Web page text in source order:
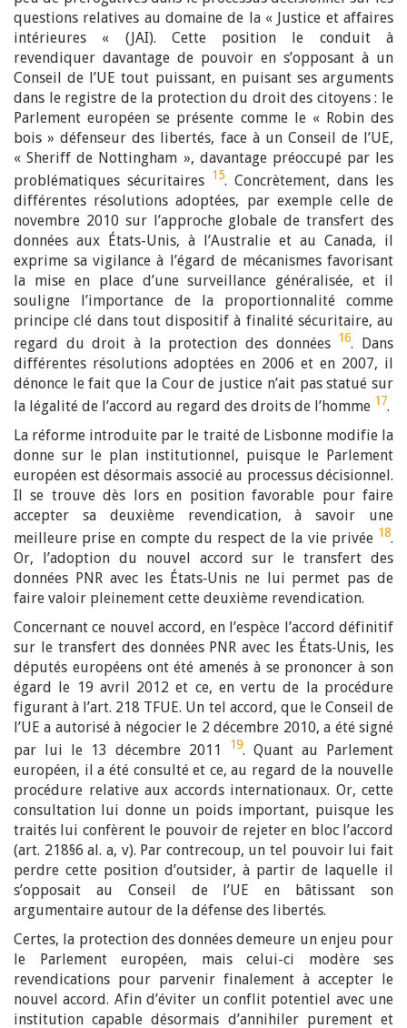
questions relatives au domaine de la « Justice et affaires
intérieures « (JAI). Cette position le conduit à
revendiquer davantage de pouvoir en s’opposant à un
Conseil de l’UE tout puissant, en puisant ses arguments
dans le registre de la protection du droit des citoyens : le
Parlement européen se présente comme le « Robin des
bois » défenseur des libertés, face à un Conseil de l’UE,
« Sheriff de Nottingham », davantage préoccupé par les
problématiques sécuritaires 15. Concrètement, dans les
différentes résolutions adoptées, par exemple celle de
novembre 2010 sur l’approche globale de transfert des
données aux États-Unis, à l’Australie et au Canada, il
exprime sa vigilance à l’égard de mécanismes favorisant
la mise en place d’une surveillance généralisée, et il
souligne l’importance de la proportionnalité comme
principe clé dans tout dispositif à finalité sécuritaire, au
regard du droit à la protection des données 16. Dans
différentes résolutions adoptées en 2006 et en 2007, il
dénonce le fait que la Cour de justice n’ait pas statué sur
la légalité de l’accord au regard des droits de l’homme 17.
La réforme introduite par le traité de Lisbonne modifie la
donne sur le plan institutionnel, puisque le Parlement
européen est désormais associé au processus décisionnel.
Il se trouve dès lors en position favorable pour faire
accepter sa deuxième revendication, à savoir une
meilleure prise en compte du respect de la vie privée 18.
Or, l’adoption du nouvel accord sur le transfert des
données PNR avec les États‑Unis ne lui permet pas de
faire valoir pleinement cette deuxième revendication.
Concernant ce nouvel accord, en l’espèce l’accord définitif
sur le transfert des données PNR avec les États‑Unis, les
députés européens ont été amenés à se prononcer à son
égard le 19 avril 2012 et ce, en vertu de la procédure
figurant à l’art. 218 TFUE. Un tel accord, que le Conseil de
l’UE a autorisé à négocier le 2 décembre 2010, a été signé
par lui le 13 décembre 2011
19. Quant au Parlement
européen, il a été consulté et ce, au regard de la nouvelle
procédure relative aux accords internationaux. Or, cette
consultation lui donne un poids important, puisque les
traités lui confèrent le pouvoir de rejeter en bloc l’accord
(art. 218§6 al. a, v). Par contrecoup, un tel pouvoir lui fait
perdre cette position d’outsider, à partir de laquelle il
s’opposait au Conseil de l’UE en bâtissant son
argumentaire autour de la défense des libertés.
Certes, la protection des données demeure un enjeu pour
le Parlement européen, mais celui-ci modère ses
revendications pour parvenir finalement à accepter le
nouvel accord. Afin d’éviter un conflit potentiel avec une
institution capable désormais d’annihiler purement et